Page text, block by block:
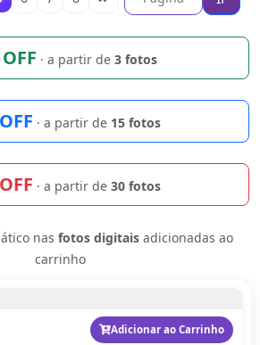
· a partir de 3 fotos
· a partir de 15 fotos
· a partir de 30 fotos
nas fotos digitaisadicionadas ao
carrinho
Adicionar ao Carrinho